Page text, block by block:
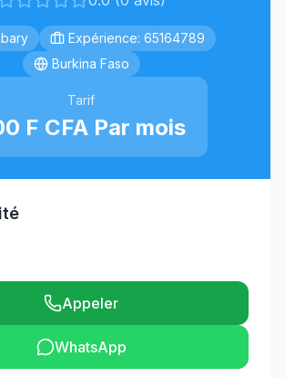
Expérience: 65164789
Burkina Faso
Tarif
F CFA Par mois
Appeler
WhatsApp